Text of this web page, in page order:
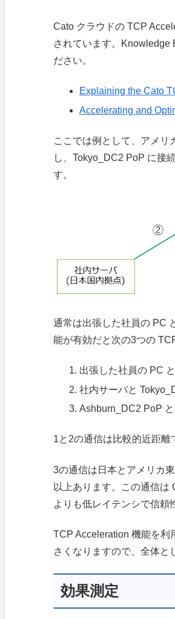
Cato クラウドの TCP
されています。Knowledge
ださい。
Explaining the Cato
Accelerating and
ここでは例として、アメリ
し、Tokyo_DC2 PoP に接
す。
通常は出張した社員の PC
能が有効だと次の3つの
出張した社員の PC
社内サーバと
Ashburn_DC2 PoP
1と2の通信は比較的近距離
3の通信は日本とアメリカ
以上あります。この通信は
よりも低レイテンシで信頼
TCP Acceleration 機能を利
さくなりますので、全体と
効果測定